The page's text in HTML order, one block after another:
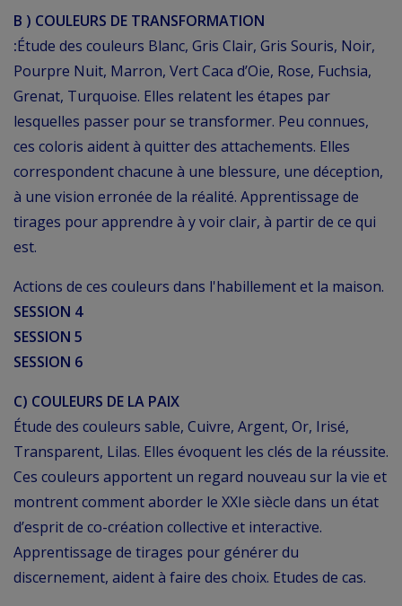
B ) COULEURS DE TRANSFORMATION
:Étude des couleurs Blanc, Gris Clair, Gris Souris, Noir,
Pourpre Nuit, Marron, Vert Caca d’Oie, Rose, Fuchsia,
Grenat, Turquoise. Elles relatent les étapes par
lesquelles passer pour se transformer. Peu connues,
ces coloris aident à quitter des attachements. Elles
correspondent chacune à une blessure, une déception,
à une vision erronée de la réalité. Apprentissage de
tirages pour apprendre à y voir clair, à partir de ce qui
est.
Actions de ces couleurs dans l'habillement et la maison.
SESSION 4
SESSION 5
SESSION 6
C) COULEURS DE LA PAIX
Étude des couleurs sable, Cuivre, Argent, Or, Irisé,
Transparent, Lilas. Elles évoquent les clés de la réussite.
Ces couleurs apportent un regard nouveau sur la vie et
montrent comment aborder le XXIe siècle dans un état
d’esprit de co-création collective et interactive.
Apprentissage de tirages pour générer du
discernement, aident à faire des choix. Etudes de cas.